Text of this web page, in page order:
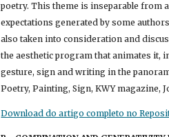
poetry. This theme is inseparable from
expectations generated by some
also taken into consideration and
the aesthetic program that animates it,
gesture, sign and writing in the
Poetry, Painting, Sign, KWY magazine,
Download do artigo completo no